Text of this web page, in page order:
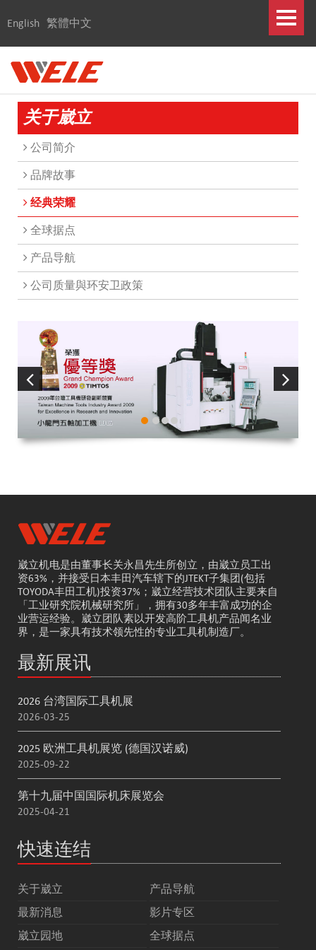
English 繁體中文
关于崴立
公司简介
品牌故事
经典荣耀
全球据点
产品导航
公司质量與环安卫政策
崴立机电是由董事长关永昌先生所创立，由崴立员工出
资63%，并接受日本丰田汽车辖下的JTEKT子集团(包括
TOYODA丰田工机)投资37%；崴立经营技术团队主要来自
「工业研究院机械研究所」，拥有30多年丰富成功的企
业营运经验。崴立团队素以开发高阶工具机产品闻名业
界，是一家具有技术领先性的专业工具机制造厂。
最新展讯
2026 台湾国际工具机展
2026-03-25
2025 欧洲工具机展览 (德国汉诺威)
2025-09-22
第十九届中国国际机床展览会
2025-04-21
快速连结
关于崴立
产品导航
最新消息
影片专区
崴立园地
全球据点